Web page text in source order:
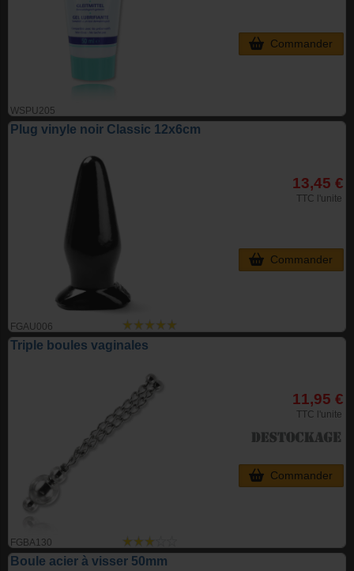
WSPU205
Commander
Plug vinyle noir Classic 12x6cm
FGAU006
13,45 €
TTC l'unite
Commander
Triple boules vaginales
FGBA130
11,95 €
TTC l'unite
Commander
Boule acier à visser 50mm